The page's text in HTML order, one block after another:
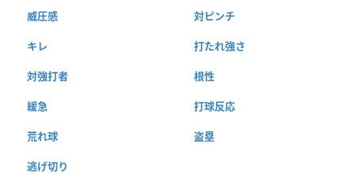
威圧感 対ピンチ
キレ 打たれ強さ
対強打者 根性
緩急 打球反応
荒れ球 盗塁
逃げ切り